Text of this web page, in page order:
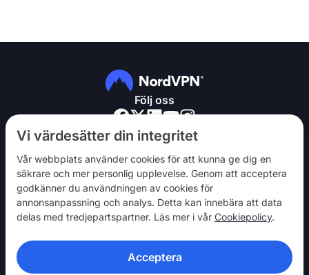
Vi värdesätter din integritet
Vår webbplats använder cookies för att kunna ge dig en
säkrare och mer personlig upplevelse. Genom att acceptera
godkänner du användningen av cookies för
annonsanpassning och analys. Detta kan innebära att data
delas med tredjepartspartner. Läs mer i vår Cookiepolicy.
Acceptera
Följ oss
NordVPN
Engagera dig
Hjälp
Upptäck